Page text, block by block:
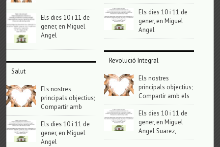
Els dies 10 i 11 de
gener, en Miguel
Angel
Salut
Els nostres
principals objectius;
Compartir amb
Els dies 10 i 11 de
gener, en Miguel
Angel
Els dies 10 i 11 de
gener, en Miguel
Angel
Revolució Integral
Els nostres
principals objectius;
Compartir amb els
Els dies 10 i 11 de
gener, en Miguel
Angel Suarez,